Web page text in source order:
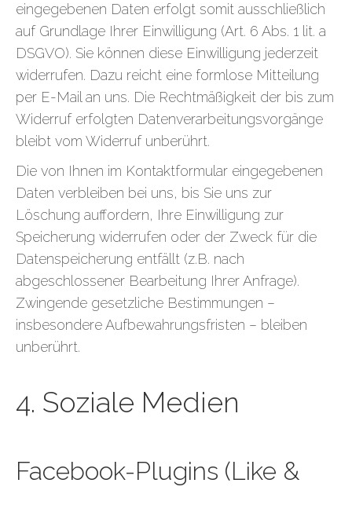
eingegebenen Daten erfolgt somit ausschließlich
auf Grundlage Ihrer Einwilligung (Art. 6 Abs. 1 lit. a
DSGVO). Sie können diese Einwilligung jederzeit
widerrufen. Dazu reicht eine formlose Mitteilung
per E-Mail an uns. Die Rechtmäßigkeit der bis zum
Widerruf erfolgten Datenverarbeitungsvorgänge
bleibt vom Widerruf unberührt.
Die von Ihnen im Kontaktformular eingegebenen
Daten verbleiben bei uns, bis Sie uns zur
Löschung auffordern, Ihre Einwilligung zur
Speicherung widerrufen oder der Zweck für die
Datenspeicherung entfällt (z.B. nach
abgeschlossener Bearbeitung Ihrer Anfrage).
Zwingende gesetzliche Bestimmungen –
insbesondere Aufbewahrungsfristen – bleiben
unberührt.
4. Soziale Medien
Facebook-Plugins (Like &